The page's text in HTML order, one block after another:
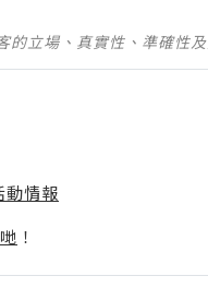
立場、真實性、準確性
動情報
！